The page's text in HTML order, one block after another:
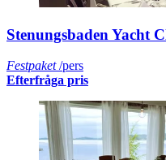
Stenungsbaden Yacht
Festpaket/pers
Efterfråga pris